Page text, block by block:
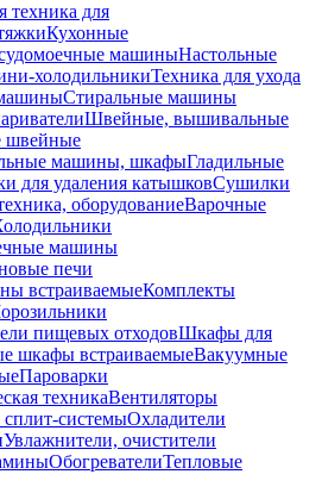
техника для
Кухонные
машиныНастольные
холодильникиТехника для ухода
Стиральные машины
Швейные, вышивальные
машины, шкафыГладильные
для удаления катышковСушилки
оборудованиеВарочные
машины
печи
встраиваемыеКомплекты
пищевых отходовШкафы для
шкафы встраиваемыеВакуумные
Пароварки
техникаВентиляторы
системыОхладители
Увлажнители, очистители
ОбогревателиТепловые